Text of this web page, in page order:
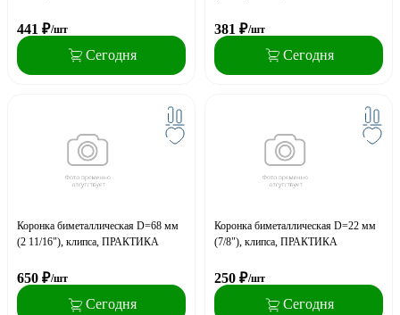
441 ₽/шт
Сегодня
381 ₽/шт
Сегодня
Коронка биметаллическая D=68 мм
(2 11/16"), клипса, ПРАКТИКА
650 ₽/шт
Сегодня
Коронка биметаллическая D=22 мм
(7/8"), клипса, ПРАКТИКА
250 ₽/шт
Сегодня